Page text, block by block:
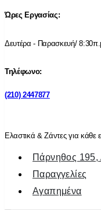
Ώρες Εργασίας:
Δευτέρα - Παρασκευή/
Τηλέφωνο:
(210) 2447877
Ελαστικά & Ζάντες για κάθε
Πάρνηθος 195,
Παραγγελίες
Αγαπημένα